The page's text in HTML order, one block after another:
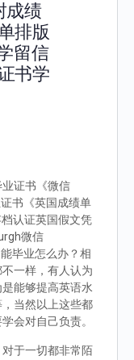
成绩
排版
留信
书学
业证书《微信
书《英国成绩单
认证英国假文凭
微信
毕业怎么办？相
一样，有人认为
能够提高英语水
当然以上这些都
会对自己负责。
于一切都非常陌